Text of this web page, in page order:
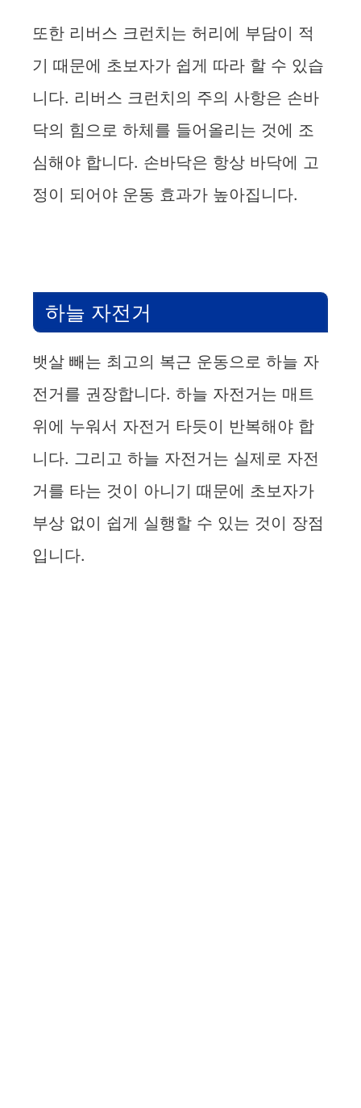
또한 리버스 크런치는 허리에 부담이 적
기 때문에 초보자가 쉽게 따라 할 수 있습
니다. 리버스 크런치의 주의 사항은 손바
닥의 힘으로 하체를 들어올리는 것에 조
심해야 합니다. 손바닥은 항상 바닥에 고
정이 되어야 운동 효과가 높아집니다.
하늘 자전거
뱃살 빼는 최고의 복근 운동으로 하늘 자
전거를 권장합니다. 하늘 자전거는 매트
위에 누워서 자전거 타듯이 반복해야 합
니다. 그리고 하늘 자전거는 실제로 자전
거를 타는 것이 아니기 때문에 초보자가
부상 없이 쉽게 실행할 수 있는 것이 장점
입니다.